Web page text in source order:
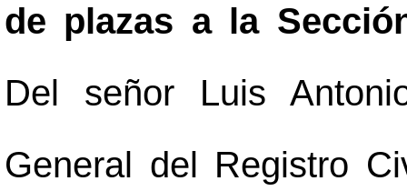
de plazas a la
Del señor Luis
General del Registro